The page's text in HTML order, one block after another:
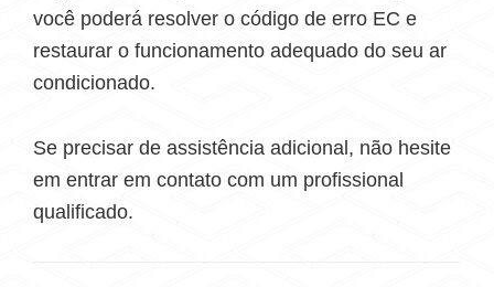
você poderá resolver o código de erro EC e
restaurar o funcionamento adequado do seu ar
condicionado.
Se precisar de assistência adicional, não hesite
em entrar em contato com um profissional
qualificado.